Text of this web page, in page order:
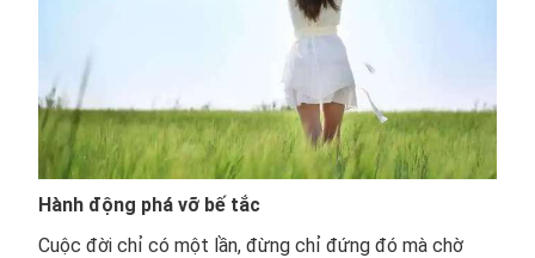
Hành động phá vỡ bế tắc
Cuộc đời chỉ có một lần, đừng chỉ đứng đó mà chờ